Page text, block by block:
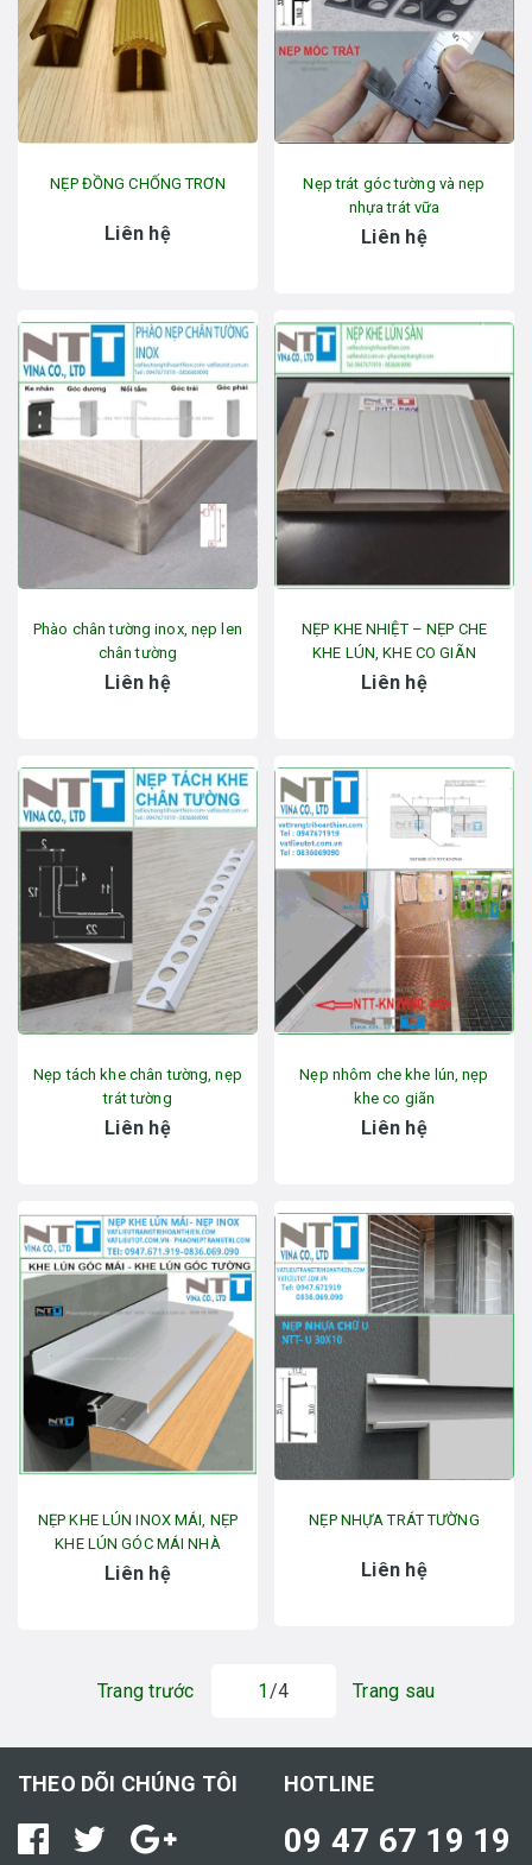
NẸP ĐỒNG CHỐNG TRƠN
Liên hệ
Nẹp trát góc tường và nẹp
nhựa trát vữa
Liên hệ
Phào chân tường inox, nẹp len
chân tường
Liên hệ
NẸP KHE NHIỆT – NẸP CHE
KHE LÚN, KHE CO GIÃN
Liên hệ
Nẹp tách khe chân tường, nẹp
trát tường
Liên hệ
Nẹp nhôm che khe lún, nẹp
khe co giãn
Liên hệ
NẸP KHE LÚN INOX MÁI, NẸP
KHE LÚN GÓC MÁI NHÀ
Liên hệ
NẸP NHỰA TRÁT TƯỜNG
Liên hệ
Trang trước 1 /4 Trang sau
THEO DÕI CHÚNG TÔI HOTLINE
09 47 67 19 19